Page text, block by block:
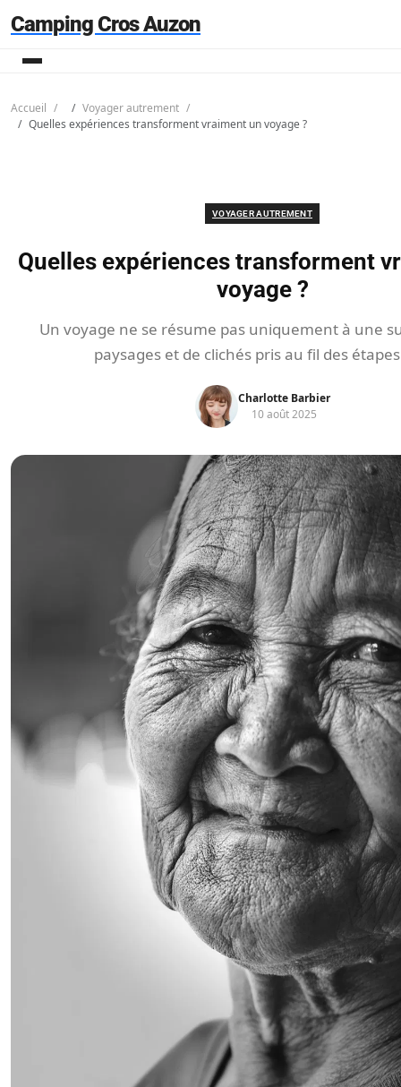
Camping Cros Auzon
Accueil
Voyager autrement
Quelles expériences transforment vraiment un voyage ?
VOYAGER AUTREMENT
Quelles expériences transforment
voyage ?
Un voyage ne se résume pas uniquement à une
paysages et de clichés pris au fil des
Charlotte Barbier
10 août 2025